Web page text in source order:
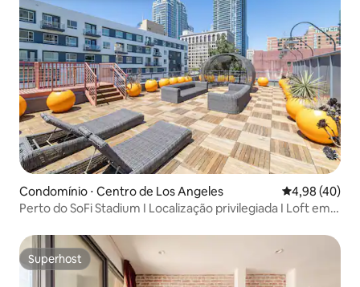
Condomínio ⋅ Centro de Los Angeles 4,98 de uma
4,98 (40)
Perto do SoFi Stadium I Localização privilegiada I Loft em
Superhost
Superhost